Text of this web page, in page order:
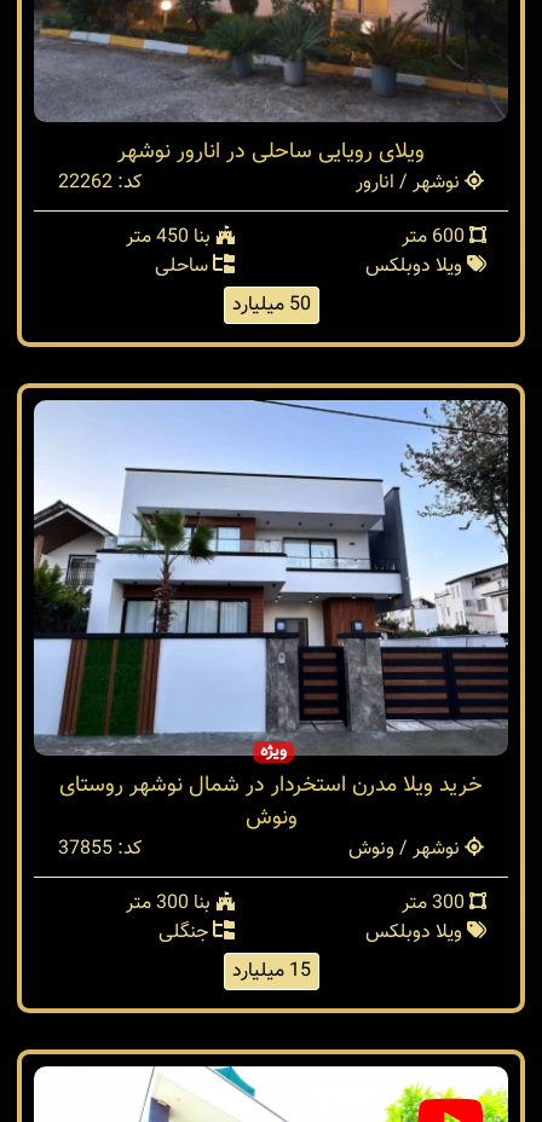
ویلای رویایی ساحلی در انارور نوشهر
نوشهر / انارور
کد: 22262
بنا 450 متر
ویلا دوبلکس
ساحلی
50 میلیارد
ویژه
خرید ویلا مدرن استخردار در شمال نوشهر روستای
ونوش
نوشهر / ونوش
کد: 37855
بنا 300 متر
ویلا دوبلکس
جنگلی
15 میلیارد